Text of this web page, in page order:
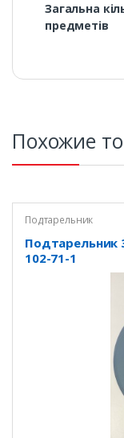
Загальна
предметів
Похожие
Подтарельник
Подтарельник
102-71-1